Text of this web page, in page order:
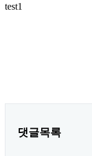
test1
댓글목록